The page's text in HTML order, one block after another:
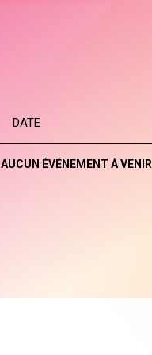
DATE
AUCUN ÉVÉNEMENT À VENIR